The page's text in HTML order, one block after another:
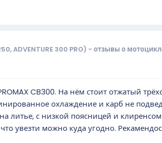
ADVENTURE 300 PRO) - отзывы о
CB300. На нём стоит отжатый
охлаждение и карб не
литье, с низкой поясницей и
увезти можно куда угодно.